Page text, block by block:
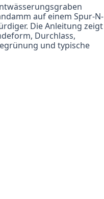
auf einem Spur-N-
Die Anleitung zeigt
Durchlass,
und typische